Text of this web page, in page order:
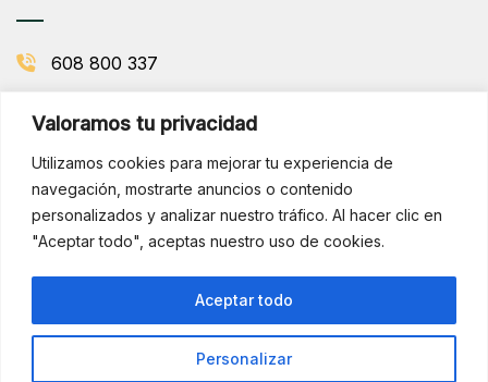
Valoramos tu privacidad
Utilizamos cookies para mejorar tu experiencia de
navegación, mostrarte anuncios o contenido
personalizados y analizar nuestro tráfico. Al hacer clic en
"Aceptar todo", aceptas nuestro uso de cookies.
Personalizar
Aceptar todo
¡Hola!
por WhatsApp
608 800 337
Picanya, Valencia
BOLETÍN DE LA HUERTA